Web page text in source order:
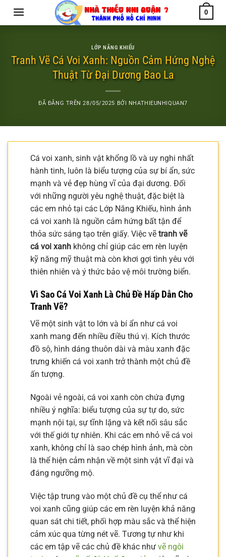
0
LỚP NĂNG KHIẾU
Tranh Vẽ Cá Voi Xanh: Nguồn Cảm Hứng Nghệ
Thuật Từ Đại Dương Bao La
ĐÃ ĐĂNG TRÊN28/05/2025 BỞI NHATHIEUNHIQUAN7
Cá voi xanh, sinh vật khổng lồ và uy nghi nhất
hành tinh, luôn là biểu tượng của sự bí ẩn, sức
mạnh và vẻ đẹp hùng vĩ của đại dương. Đối
với những người yêu nghệ thuật, đặc biệt là
các em nhỏ tại các Lớp Năng Khiếu, hình ảnh
cá voi xanh là nguồn cảm hứng bất tận để
thỏa sức sáng tạo trên giấy. Việc vẽ tranh vẽ
cá voi xanh không chỉ giúp các em rèn luyện
kỹ năng mỹ thuật mà còn khơi gợi tình yêu với
thiên nhiên và ý thức bảo vệ môi trường biển.
Vì Sao Cá Voi Xanh Là Chủ Đề Hấp Dẫn Cho
Tranh Vẽ?
Vẽ một sinh vật to lớn và bí ẩn như cá voi
xanh mang đến nhiều điều thú vị. Kích thước
đồ sộ, hình dáng thuôn dài và màu xanh đặc
trưng khiến cá voi xanh trở thành một chủ đề
ấn tượng.
Ngoài vẻ ngoài, cá voi xanh còn chứa đựng
nhiều ý nghĩa: biểu tượng của sự tự do, sức
mạnh nội tại, sự tĩnh lặng và kết nối sâu sắc
với thế giới tự nhiên. Khi các em nhỏ vẽ cá voi
xanh, không chỉ là sao chép hình ảnh, mà còn
là thể hiện cảm nhận về một sinh vật vĩ đại và
đáng ngưỡng mộ.
Việc tập trung vào một chủ đề cụ thể như cá
voi xanh cũng giúp các em rèn luyện khả năng
quan sát chi tiết, phối hợp màu sắc và thể hiện
cảm xúc qua từng nét vẽ. Tương tự như khi
các em tập vẽ các chủ đề khác như vẽ ngôi